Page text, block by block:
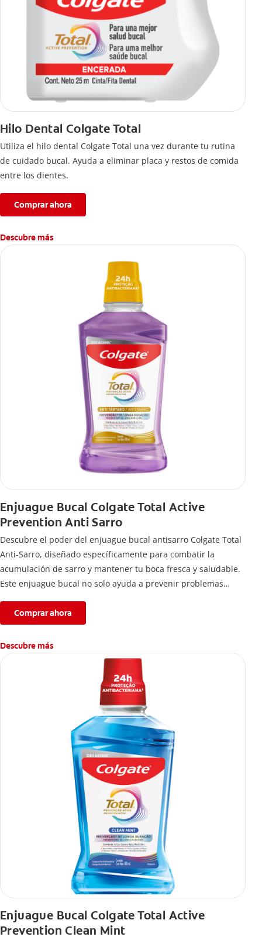
Hilo Dental Colgate Total
Utiliza el hilo dental Colgate Total una vez durante tu rutina
de cuidado bucal. Ayuda a eliminar placa y restos de comida
entre los dientes.
Comprar ahora
Descubre más
Enjuague Bucal Colgate Total Active
Prevention Anti Sarro
Descubre el poder del enjuague bucal antisarro Colgate Total
Anti-Sarro, diseñado específicamente para combatir la
acumulación de sarro y mantener tu boca fresca y saludable.
Este enjuague bucal no solo ayuda a prevenir problemas
Comprar ahora
Descubre más
Enjuague Bucal Colgate Total Active
Prevention Clean Mint